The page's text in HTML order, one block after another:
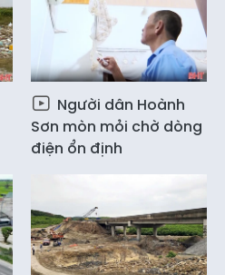
Người dân Hoành
Sơn mòn mỏi chờ dòng
điện ổn định